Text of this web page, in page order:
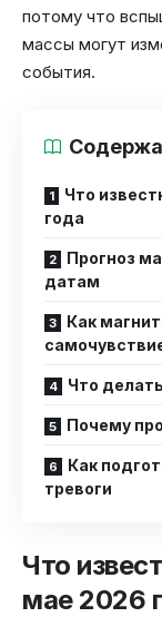
потому что
массы могут
события.
Что
года
Прогноз
датам
Как
Что
Почему
Как
тревоги
Что
мае 2026